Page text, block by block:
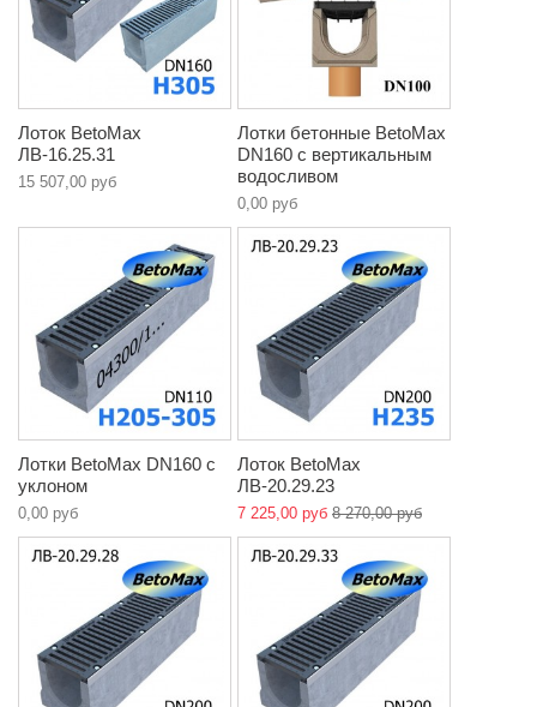
Лоток BetoMax
ЛВ-16.25.31
15 507,00 руб
Лотки бетонные BetoMax
DN160 с вертикальным
водосливом
0,00 руб
Лотки BetoMax DN160 с
уклоном
0,00 руб
Лоток BetoMax
ЛВ-20.29.23
7 225,00 руб 8 270,00 руб